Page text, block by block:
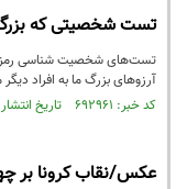
تست شخصیتی که
تست‌های شخصیت شناسی رمز و
آرزو‌های بزرگ ما به افراد
کد خبر: ۶۹۲۹۶۱ تاریخ انتشار : ۱۳۹۹/۰۸/۲۵
عکس/نقاب کرونا بر